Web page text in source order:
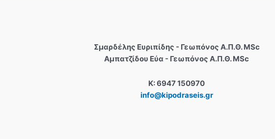
Σµαρδέλης Ευριπίδης - Γεωπόνος Α.Π.Θ. MSc
Αμπατζίδου Εύα - Γεωπόνος Α.Π.Θ. MSc
Κ: 6947 150970
info@kipodraseis.gr